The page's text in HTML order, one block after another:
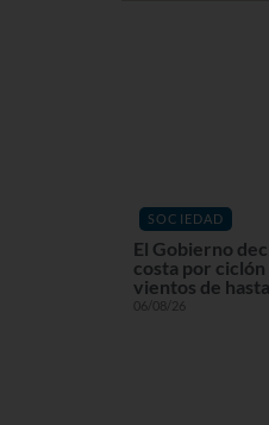
SOCIEDAD
El Gobierno
costa por
vientos de
06/08/26